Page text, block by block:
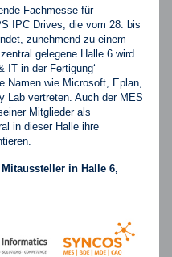
Fachmesse für
IPC Drives, die vom 28. bis
zunehmend zu einem
gelegene Halle 6 wird
IT in der Fertigung‘
Namen wie Microsoft, Eplan,
Lab vertreten. Auch der MES
Mitglieder als
in dieser Halle ihre
in Halle 6,